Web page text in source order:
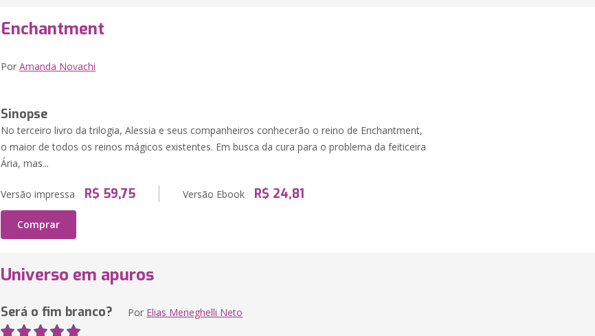
Enchantment
PorAmanda Novachi
Sinopse
No terceiro livro da trilogia, Alessia e seus companheiros conhecerão o reino de Enchantment,
o maior de todos os reinos mágicos existentes. Em busca da cura para o problema da feiticeira
Ária, mas...
Versão impressa R$ 59,75 Versão Ebook R$ 24,81
Comprar
Universo em apuros
Será o fim branco? Por Elias Meneghelli Neto